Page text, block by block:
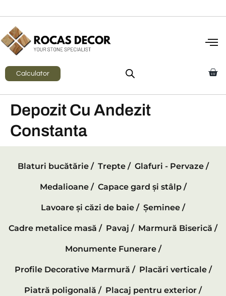
Calculator
Depozit Cu Andezit
Constanta
Blaturi bucătărie / Trepte / Glafuri - Pervaze /
Medalioane / Capace gard și stâlp /
Lavoare și căzi de baie / Șeminee /
Cadre metalice masă / Pavaj / Marmură Biserică /
Monumente Funerare /
Profile Decorative Marmură / Placări verticale /
Piatră poligonală / Placaj pentru exterior /